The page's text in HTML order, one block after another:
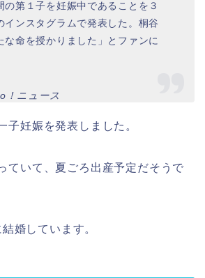
の第１子を妊娠中であることを３
インスタグラムで発表した。桐谷
な命を授かりました」とファンに
！ニュース
子妊娠を発表しました。
ていて、夏ごろ出産予定だそうで
婚しています。